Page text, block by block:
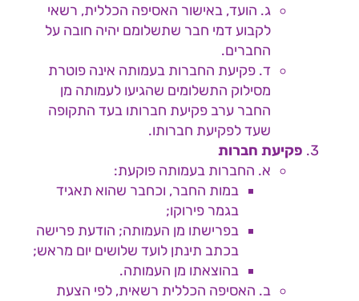
ג. הועד, באישור האסיפה הכללית, רשאי
לקבוע דמי חבר שתשלומם יהיה חובה על
החברים.
ד. פקיעת החברות בעמותה אינה פוטרת
מסילוק התשלומים שהגיעו לעמותה מן
החבר ערב פקיעת חברותו בעד התקופה
שעד לפקיעת חברותו.
פקיעת חברות
א. החברות בעמותה פוקעת:
במות החבר, וכחבר שהוא תאגיד
בגמר פירוקו;
בפרישתו מן העמותה; הודעת פרישה
בכתב תינתן לועד שלושים יום מראש;
בהוצאתו מן העמותה.
ב. האסיפה הכללית רשאית, לפי הצעת